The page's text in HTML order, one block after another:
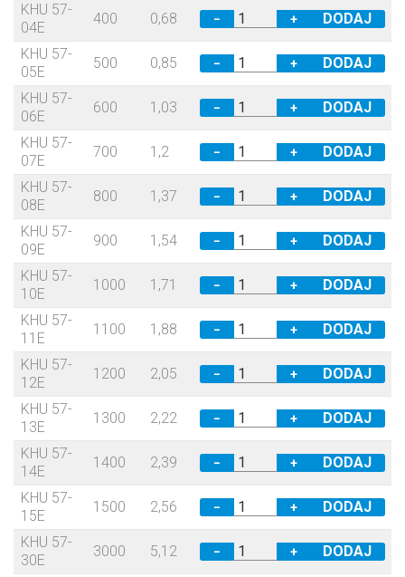
KHU 57-
04E
400 0,68 − +
KHU 57-
05E
500 0,85 − +
KHU 57-
06E
600 1,03 − +
KHU 57-
07E
700 1,2 − +
KHU 57-
08E
800 1,37 − +
KHU 57-
09E
900 1,54 − +
KHU 57-
10E
1000 1,71 − +
KHU 57-
11E
1100 1,88 − +
KHU 57-
12E
1200 2,05 − +
KHU 57-
13E
1300 2,22 − +
KHU 57-
14E
1400 2,39 − +
KHU 57-
15E
1500 2,56 − +
KHU 57-
30E
3000 5,12 − +